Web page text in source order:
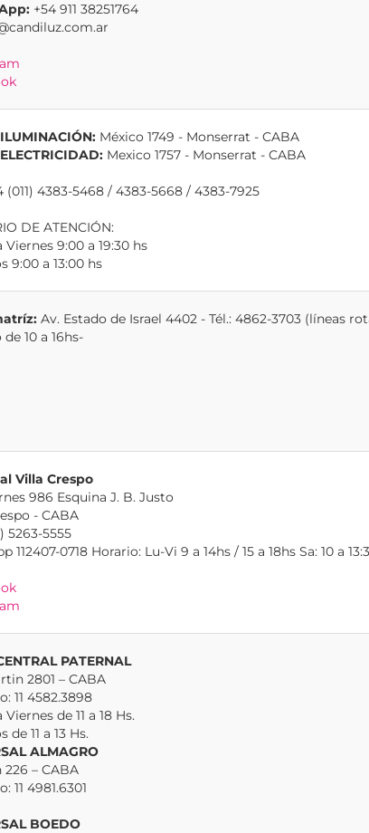
+54 911 38251764
México 1749 - Monserrat - CABA
Mexico 1757 - Monserrat - CABA
(011) 4383-5468 / 4383-5668 / 4383-7925
DE ATENCIÓN:
Viernes 9:00 a 19:30 hs
9:00 a 13:00 hs
Av. Estado de Israel 4402 - Tél.: 4862-3703 (líneas
10 a 16hs-
Villa Crespo
986 Esquina J. B. Justo
- CABA
5263-5555
112407-0718 Horario: Lu-Vi 9 a 14hs / 15 a 18hs Sa: 10 a
PATERNAL
2801 – CABA
11 4582.3898
Viernes de 11 a 18 Hs.
de 11 a 13 Hs.
ALMAGRO
226 – CABA
11 4981.6301
BOEDO